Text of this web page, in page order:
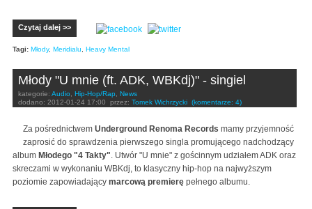
Czytaj dalej >>
Tagi: Młody, Meridialu Heavy Mental
Młody "U mnie (ft. ADK, WBKdj)" - singiel
kategorie: Audio Hip-Hop/Rap
News
dodano: 2012-01-24 17:00 przez: Tomek Wichrzycki (komentarze: 4)
Za pośrednictwem Underground Renoma Records mamy przyjemność
zaprosić do sprawdzenia pierwszego singla promującego nadchodzący
album Młodego "4 Takty" . Utwór "U mnie" z gościnnym udziałem ADK oraz
skreczami w wykonaniu WBKdj, to klasyczny hip-hop na najwyższym
poziomie zapowiadający marcową premierę pełnego albumu.